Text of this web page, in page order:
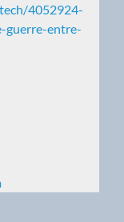
4052924-
guerre-entre-